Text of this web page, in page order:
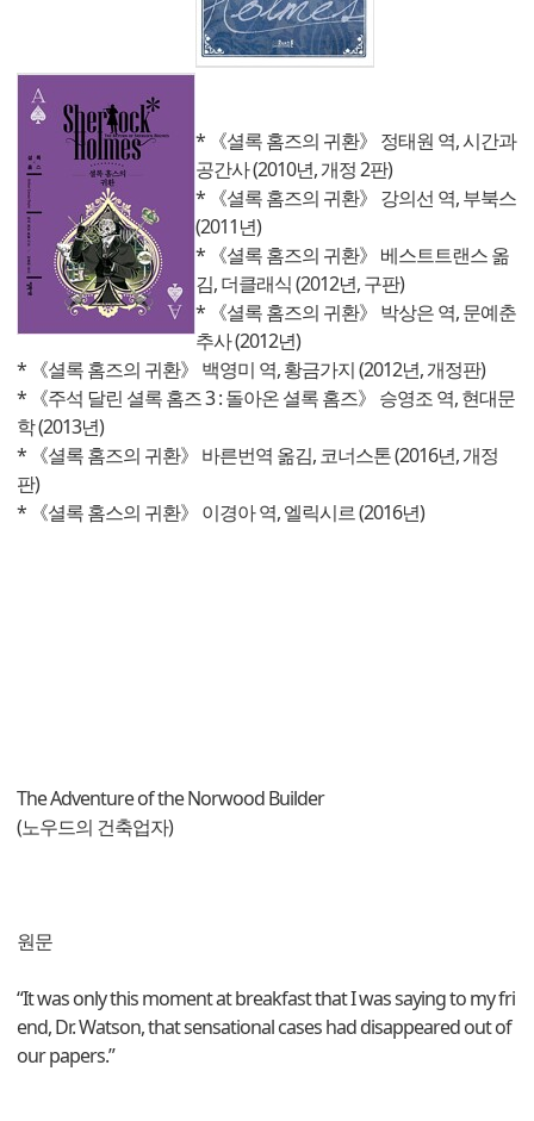
* 《셜록 홈즈의 귀환》 정태원 역, 시간과
공간사 (2010년, 개정 2판)
* 《셜록 홈즈의 귀환》 강의선 역, 부북스
(2011년)
* 《셜록 홈즈의 귀환》 베스트트랜스 옮
김, 더클래식 (2012년, 구판)
* 《셜록 홈즈의 귀환》 박상은 역, 문예춘
추사 (2012년)
* 《셜록 홈즈의 귀환》 백영미 역, 황금가지 (2012년, 개정판)
* 《주석 달린 셜록 홈즈 3 : 돌아온 셜록 홈즈》 승영조 역, 현대문
학 (2013년)
* 《셜록 홈즈의 귀환》 바른번역 옮김, 코너스톤 (2016년, 개정
판)
* 《셜록 홈스의 귀환》 이경아 역, 엘릭시르 (2016년)
The Adventure of the Norwood Builder
(노우드의 건축업자)
원문
“It was only this moment at breakfast that I was saying to my fri
end, Dr. Watson, that sensational cases had disappeared out of
our papers.”